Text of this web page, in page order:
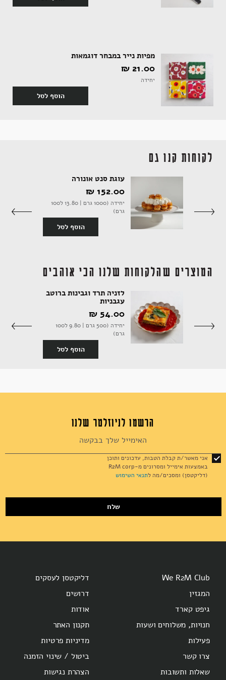
מפיות נייר במבחר דוגמאות
21.00 ‏₪
יחידה
הוסף לסל
לקוחות קנו גם
יחידה (1590 גרם | 10.63 ל100
עוגת סנט אונורה
152.00 ‏₪
יחידה (1000 גרם | 13.80 ל100
גרם)
הוסף לסל
המוצרים שהלקוחות שלנו הכי אוהבים
לזניה תרד וגבינות ברוטב
עגבניות
54.00 ‏₪
יחידה (500 גרם | 9.80 ל100
גרם)
הוסף לסל
הרשמו לניוזלטר שלנו
for
Our
Newsletter:
שלח
אני מאשר/ת קבלת הטבות, עדכונים ותוכן
באמצעות אימייל ומסרונים מ-R2M corp
(דליקטסן) ומסכים/מה לתנאי השימוש
We R2M Club
המגזין
גיפט קארד
חנויות, משלוחים ושעות
פעילות
צרו קשר
שאלות ותשובות
דליקטסן לעסקים
דרושים
אודות
תקנון האתר
מדיניות פרטיות
ביטול / שינוי הזמנה
הצהרת נגישות
ספרים ומוצרי נייר